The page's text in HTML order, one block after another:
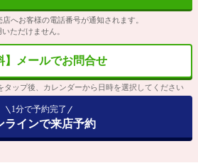
へお客様の電話番号が通知されます。
ただけません。
】メールでお問合せ
タップ後、カレンダーから日時を選択してください
1分で予約完了
ラインで来店予約